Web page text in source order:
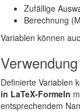
Zufällige
Berechnung
Variablen können
Definierte Variablen
in LaTeX-Formeln
entsprechendem